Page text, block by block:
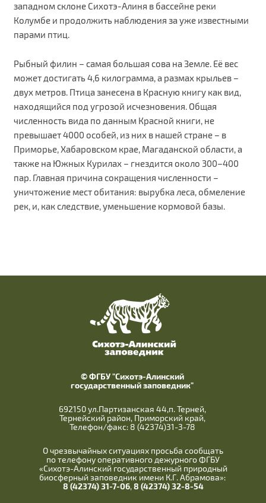
западном склоне Сихотэ-Алиня в бассейне реки
Колумбе и продолжить наблюдения за уже известными
парами птиц.
Рыбный филин – самая большая сова на Земле. Её вес
может достигать 4,6 килограмма, а размах крыльев –
двух метров. Птица занесена в Красную книгу как вид,
находящийся под угрозой исчезновения. Общая
численность вида по данным Красной книги, не
превышает 4000 особей, из них в нашей стране – в
Приморье, Хабаровском крае, Магаданской области, а
также на Южных Курилах – гнездится около 300–400
пар. Главная причина сокращения численности –
уничтожение мест обитания: вырубка леса, обмеление
рек, и, как следствие, уменьшение кормовой базы.
© ФГБУ "Сихотэ-Алинский
государственный заповедник"
692150 ул.Партизанская 44,п. Терней,
Тернейский район, Приморский край,
Телефон/факс: 8 (42374)31-3-78
О чрезвычайных ситуациях просьба сообщать
по телефону оперативного дежурного ФГБУ
«Сихотэ-Алинский государственный природный
биосферный заповедник имени К.Г. Абрамова»:
8 (42374) 31-7-06,8 (42374) 32-8-54